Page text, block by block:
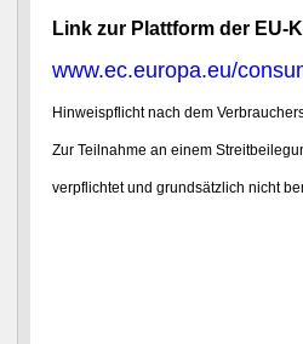
Link zur Plattform der EU-
www.ec.europa.eu/
Hinweispflicht nach dem
Zur Teilnahme an einem
verpflichtet und grundsätzlich nicht